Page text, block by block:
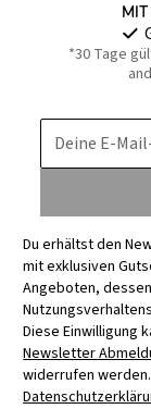
*30 Tage
Deine E-
Du erhältst den
mit exklusiven
Angeboten,
Diese Einwilligung
Newsletter
widerrufen werden.